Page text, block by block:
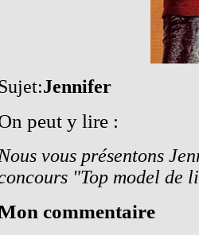
Jennifer
peut y lire :
Nous vous présentons
"Top model de
commentaire